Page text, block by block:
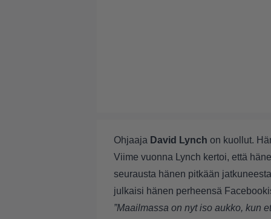
Ohjaaja David Lynch on kuollut.
Viime vuonna Lynch kertoi, että
seurausta hänen pitkään
julkaisi hänen perheensä
”Maailmassa on nyt iso aukko, kun